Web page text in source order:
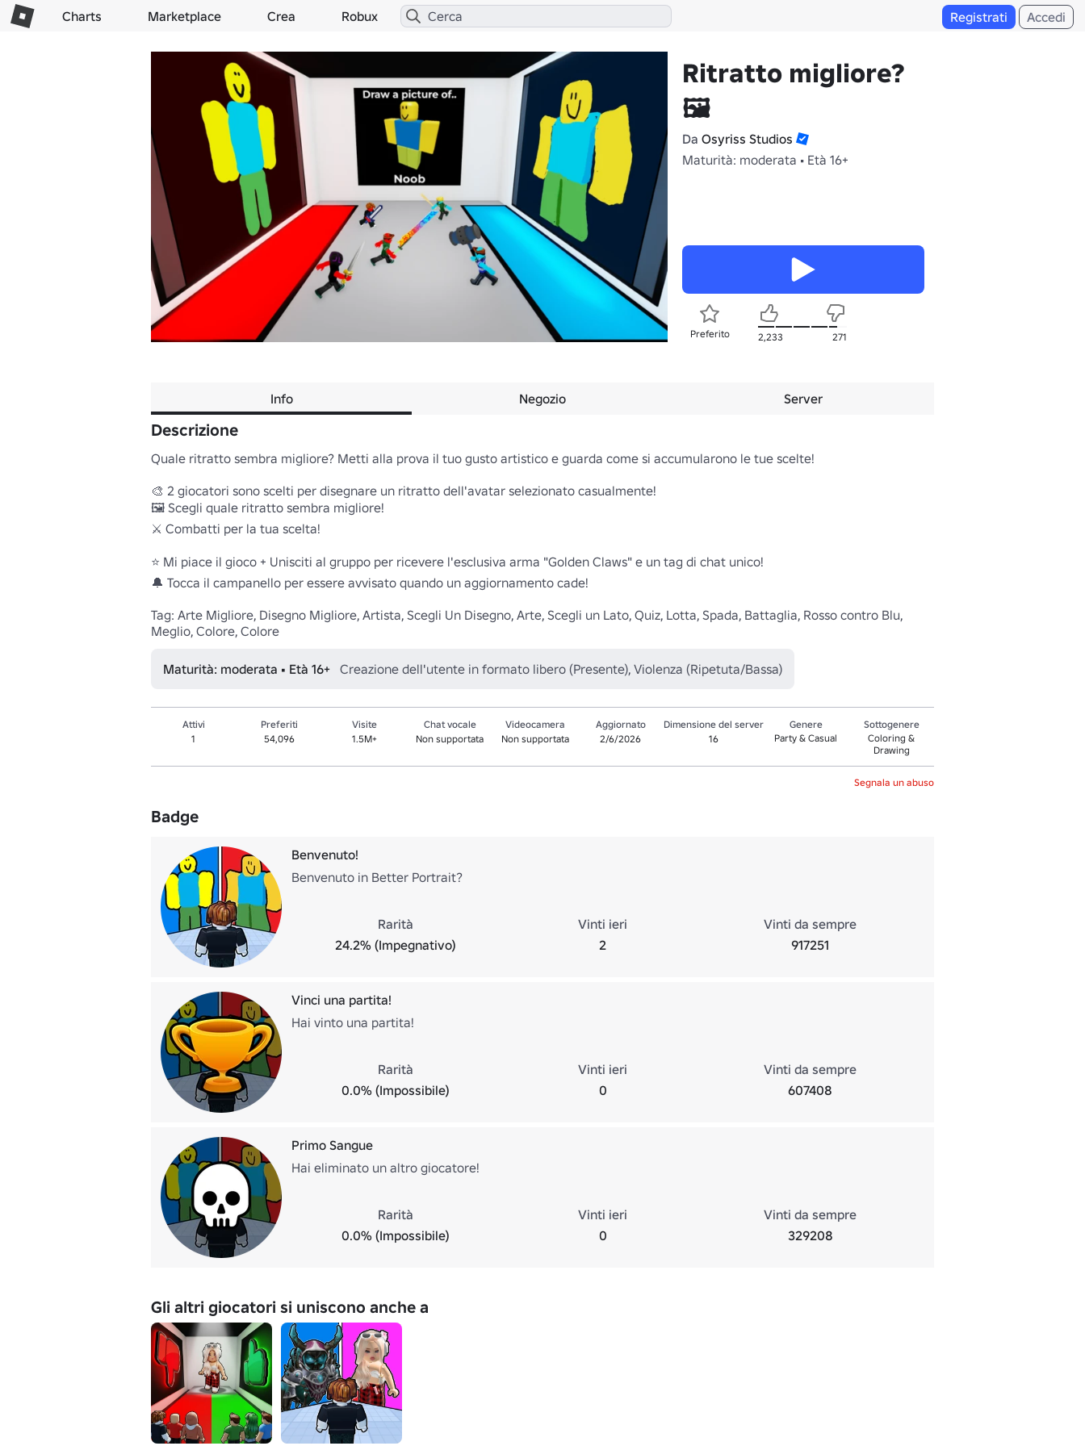
Charts Marketplace Crea Robux Registrati Accedi
Ritratto migliore?
🖼️
Da Osyriss Studios
Maturità: moderata • Età 16+
Preferito 2,233 271
Info Negozio Server
Descrizione
Quale ritratto sembra migliore? Metti alla prova il tuo gusto artistico e guarda come si accumularono le tue scelte!
🎨 2 giocatori sono scelti per disegnare un ritratto dell'avatar selezionato casualmente!
🖼️ Scegli quale ritratto sembra migliore!
⚔️ Combatti per la tua scelta!
⭐ Mi piace il gioco + Unisciti al gruppo per ricevere l'esclusiva arma "Golden Claws" e un tag di chat unico!
🔔 Tocca il campanello per essere avvisato quando un aggiornamento cade!
Tag: Arte Migliore, Disegno Migliore, Artista, Scegli Un Disegno, Arte, Scegli un Lato, Quiz, Lotta, Spada, Battaglia, Rosso contro Blu,
Meglio, Colore, Colore
Maturità: moderata • Età 16+ Creazione dell'utente in formato libero (Presente), Violenza (Ripetuta/Bassa)
Attivi
1
Preferiti
54,096
Visite
1.5M+
Chat vocale
Non supportata
Videocamera
Non supportata
Aggiornato
2/6/2026
Dimensione del server
16
Genere
Party & Casual
Sottogenere
Coloring &
Drawing
Segnala un abuso
Badge
Benvenuto!
Benvenuto in Better Portrait?
Rarità
24.2% (Impegnativo)
Vinti ieri
2
Vinti da sempre
917251
Vinci una partita!
Hai vinto una partita!
Rarità
0.0% (Impossibile)
Vinti ieri
0
Vinti da sempre
607408
Primo Sangue
Hai eliminato un altro giocatore!
Rarità
0.0% (Impossibile)
Vinti ieri
0
Vinti da sempre
329208
Gli altri giocatori si uniscono anche a